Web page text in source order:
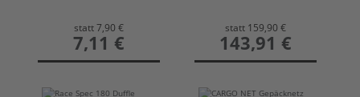
statt 7,90 €
preis
7,11 €
statt 159,90 €
preis
143,91 €